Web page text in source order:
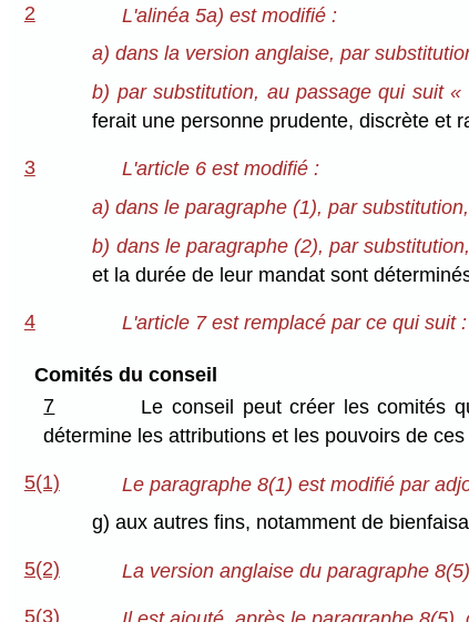
2
L'alinéa 5a) est modifié :
a) dans la version anglaise, par
b) par substitution, au passage qui suit «
ferait une personne prudente, discrète et
3
L'article 6 est modifié :
a) dans le paragraphe (1), par
b) dans le paragraphe (2), par
et la durée de leur mandat sont
4 L'article 7 est remplacé par ce qui suit :
Comités du conseil
7
Le conseil peut créer les comités
détermine les attributions et les pouvoirs de
5(1)
Le paragraphe 8(1) est modifié par
g) aux autres fins, notamment de
5(2) La version anglaise du paragraphe
5(3)